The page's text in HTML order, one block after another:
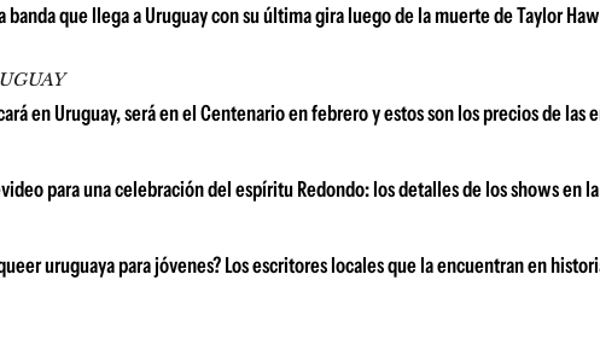
banda que llega a Uruguay con su última gira luego de la muerte de Taylor
en Uruguay, será en el Centenario en febrero y estos son los precios de las
para una celebración del espíritu Redondo: los detalles de los shows en
uruguaya para jóvenes? Los escritores locales que la encuentran en